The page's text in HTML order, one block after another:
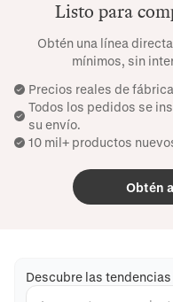
Listo para
Obtén una línea
mínimos, sin
Precios reales de
Todos los pedidos se
su envío.
10 mil+ productos
Obtén
Descubre las